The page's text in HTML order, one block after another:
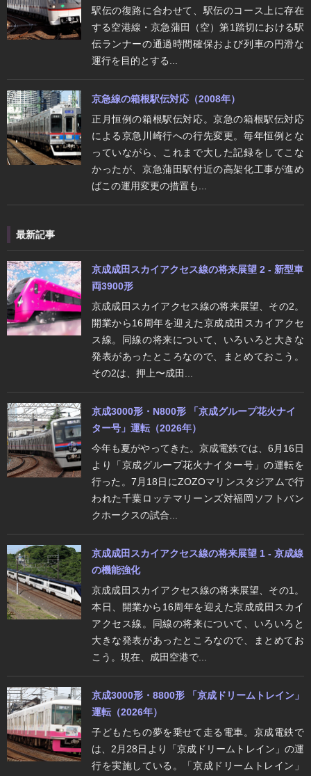
駅伝の復路に合わせて、駅伝のコース上に存在
する空港線・京急蒲田（空）第1踏切における駅
伝ランナーの通過時間確保および列車の円滑な
運行を目的とする...
京急線の箱根駅伝対応（2008年）
正月恒例の箱根駅伝対応。京急の箱根駅伝対応
による京急川崎行への行先変更。毎年恒例とな
っていながら、これまで大した記録をしてこな
かったが、京急蒲田駅付近の高架化工事が進め
ばこの運用変更の措置も...
最新記事
京成成田スカイアクセス線の将来展望 2 - 新型車
両3900形
京成成田スカイアクセス線の将来展望、その2。
開業から16周年を迎えた京成成田スカイアクセ
ス線。同線の将来について、いろいろと大きな
発表があったところなので、まとめておこう。
その2は、押上〜成田...
京成3000形・N800形 「京成グループ花火ナイ
ター号」運転（2026年）
今年も夏がやってきた。京成電鉄では、6月16日
より「京成グループ花火ナイター号」の運転を
行った。7月18日にZOZOマリンスタジアムで行
われた千葉ロッテマリーンズ対福岡ソフトバン
クホークスの試合...
京成成田スカイアクセス線の将来展望 1 - 京成線
の機能強化
京成成田スカイアクセス線の将来展望、その1。
本日、開業から16周年を迎えた京成成田スカイ
アクセス線。同線の将来について、いろいろと
大きな発表があったところなので、まとめてお
こう。現在、成田空港で...
京成3000形・8800形 「京成ドリームトレイン」
運転（2026年）
子どもたちの夢を乗せて走る電車。京成電鉄で
は、2月28日より「京成ドリームトレイン」の運
行を実施している。「京成ドリームトレイン」